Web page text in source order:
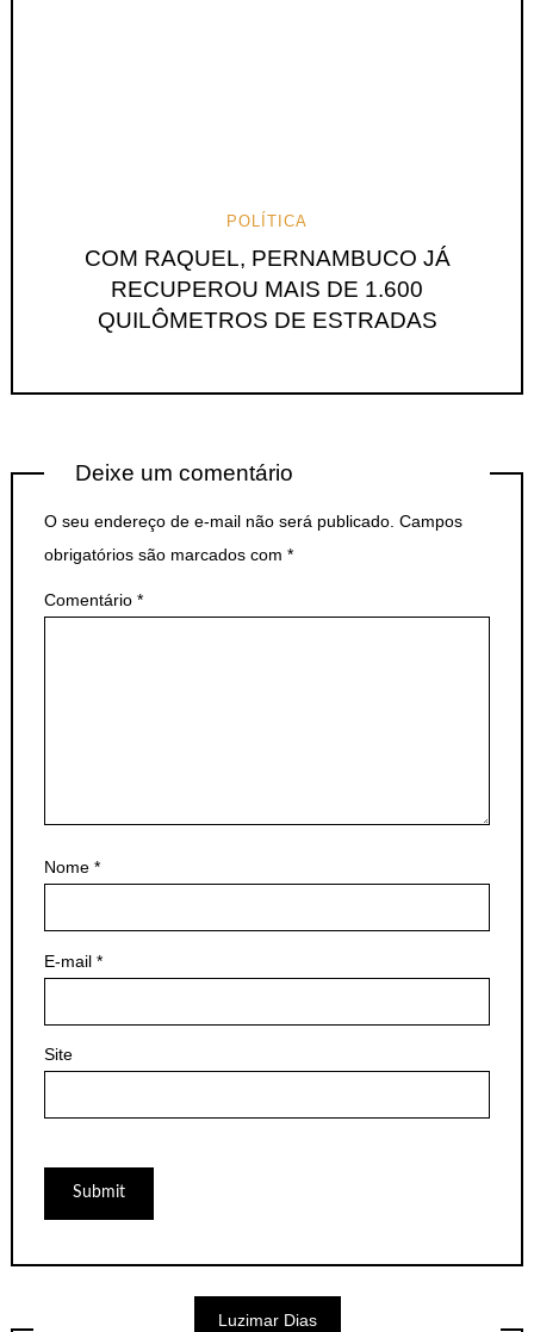
POLÍTICA
COM RAQUEL, PERNAMBUCO JÁ
RECUPEROU MAIS DE 1.600
QUILÔMETROS DE ESTRADAS
Deixe um comentário
O seu endereço de e-mail não será publicado. Campos
obrigatórios são marcados com *
Comentário *
Nome *
E-mail *
Site
Luzimar Dias